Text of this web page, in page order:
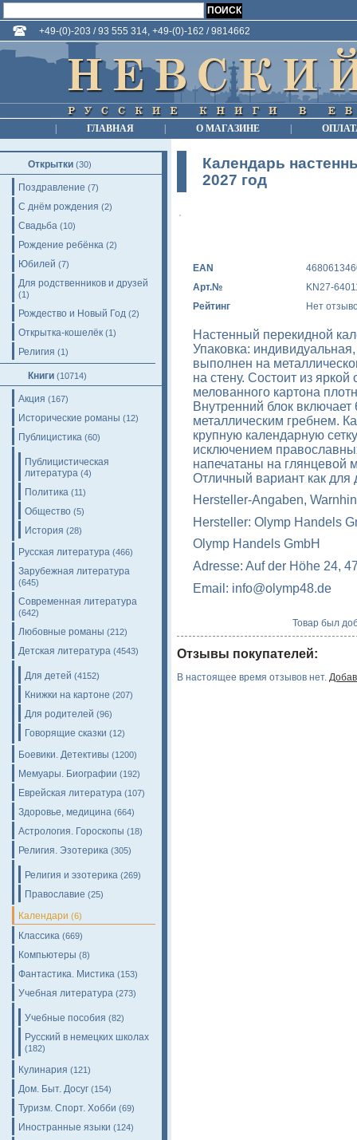
+49-(0)-203 / 93 555 314, +49-(0)-162 / 9814662
ГЛАВНАЯ О МАГАЗИНЕ
Открытки (30)
Поздравление (7)
С днём рождения (2)
Свадьба (10)
Рождение ребёнка (2)
Юбилей (7)
Для родственников и друзей
(1)
Рождество и Новый Год (2)
Открытка-кошелёк (1)
Религия (1)
Книги (10714)
Акция (167)
Исторические романы (12)
Публицистика (60)
Публицистическая
литература (4)
Политика (11)
Общество (5)
История (28)
Русская литература (466)
Зарубежная литература
(645)
Современная литература
(642)
Любовные романы (212)
Детская литература (4543)
Для детей (4152)
Книжки на картоне (207)
Для родителей (96)
Говорящие сказки (12)
Боевики. Детективы (1200)
Мемуары. Биографии (192)
Еврейская литература (107)
Здоровье, медицина (664)
Астрология. Гороскопы (18)
Религия. Эзотерика (305)
Религия и эзотерика (269)
Православие (25)
Календари (6)
Классика (669)
Компьютеры (8)
Фантастика. Мистика (153)
Учебная литература (273)
Учебные пособия (82)
Русский в немецких школах
(182)
Кулинария (121)
Дом. Быт. Досуг (154)
Туризм. Спорт. Хобби (69)
Иностранные языки (124)
Календарь
2027 год
EAN
Арт.№
KN27-
Рейтинг
Нет
Настенный перекидной
Упаковка:
выполнен на
на стену. Состоит из
мелованного картона
Внутренний блок
металлическим гребнем.
крупную календарную
исключением
напечатаны на глянцевой
Отличный вариант как для
Hersteller-Angaben,
Hersteller: Olymp Handels
Olymp Handels GmbH
Adresse: Auf der Höhe 24,
Email: info@olymp48.de
Товар был
Отзывы покупателей:
В настоящее время отзывов нет.